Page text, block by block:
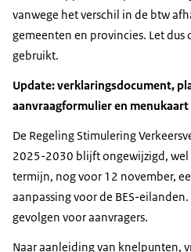
vanwege het verschil in de btw
gemeenten en provincies. Let
gebruikt.
Update: verklaringsdocument,
aanvraagformulier en
De Regeling Stimulering
2025-2030 blijft ongewijzigd, wel
termijn, nog voor 12 november,
aanpassing voor de BES-
gevolgen voor aanvragers.
Naar aanleiding van knelpunten,